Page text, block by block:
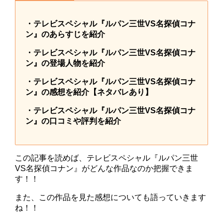
・テレビスペシャル『ルパン三世VS名探偵コナ
ン』のあらすじを紹介
・テレビスペシャル『ルパン三世VS名探偵コナ
ン』の登場人物を紹介
・テレビスペシャル『ルパン三世VS名探偵コナ
ン』の感想を紹介【ネタバレあり】
・テレビスペシャル『ルパン三世VS名探偵コナ
ン』の口コミや評判を紹介
この記事を読めば、テレビスペシャル『ルパン三世
VS名探偵コナン』がどんな作品なのか把握できま
す！！
また、この作品を見た感想についても語っていきます
ね！！